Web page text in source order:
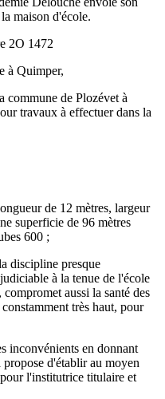
maison d'école.
2O 1472
à Quimper,
commune de Plozévet à
travaux à effectuer dans la
de 12 mètres, largeur
superficie de 96 mètres
600 ;
discipline presque
à la tenue de l'école
aussi la santé des
très haut, pour
inconvénients en donnant
d'établir au moyen
l'institutrice titulaire et